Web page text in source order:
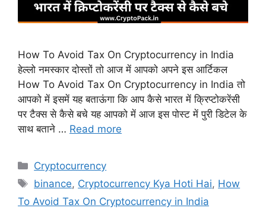
How To Avoid Tax On Cryptocurrency in India
हेल्लो नमस्कार दोस्तों तो आज में आपको अपने इस आर्टिकल
How To Avoid Tax On Cryptocurrency in India तो
आपको में इसमें यह बताऊंगा कि आप कैसे भारत में क्रिप्टोकरेंसी
पर टैक्स से कैसे बचे यह आपको में आज इस पोस्ट में पुरी डिटेल के
साथ बताने … Read more
Categories
Cryptocurrency
Tags
binance, Cryptocurrency Kya Hoti Hai, How
To Avoid Tax On Cryptocurrency in India